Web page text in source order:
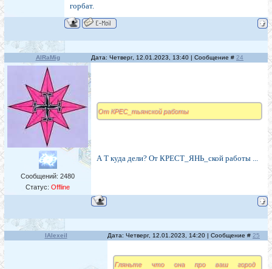
горбат.
AlRaMig Дата: Четверг, 12.01.2023, 13:40 | Сообщение # 24
Сообщений: 2480
Статус: Offline
От КРЕС_тьянской работы
А Т куда дели? От КРЕСТ_ЯНЬ_ской работы ...
IAlexeiI Дата: Четверг, 12.01.2023, 14:20 | Сообщение # 25
Гляньте что она про ваш город